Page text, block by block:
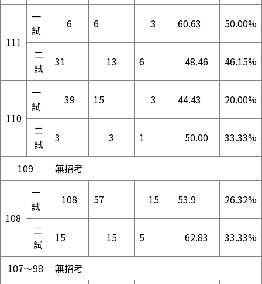
111
一
試
6 6 3 60.63 50.00%
二
試
31 13 6 48.46 46.15%
110
一
試
39 15 3 44.43 20.00%
二
試
3 3 1 50.00 33.33%
109 無招考
108
一
試
108 57 15 53.9 26.32%
二
試
15 15 5 62.83 33.33%
107～98 無招考